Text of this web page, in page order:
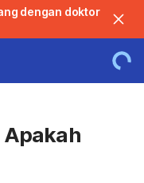
dengan doktor
Apakah